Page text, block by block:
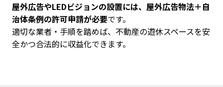
屋外広告やLEDビジョンの設置には、屋外広告物法＋自
治体条例の許可申請が必要です。
適切な業者・手順を踏めば、不動産の遊休スペースを安
全かつ合法的に収益化できます。